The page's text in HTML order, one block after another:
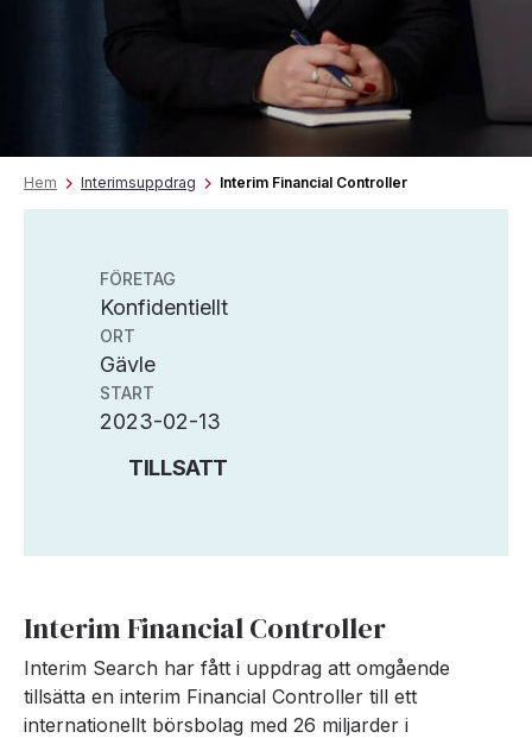
Hem Interimsuppdrag Interim Financial Controller
FÖRETAG
Konfidentiellt
ORT
Gävle
START
2023-02-13
TILLSATT
Interim Financial Controller
Interim Search har fått i uppdrag att omgående
tillsätta en interim Financial Controller till ett
internationellt börsbolag med 26 miljarder i